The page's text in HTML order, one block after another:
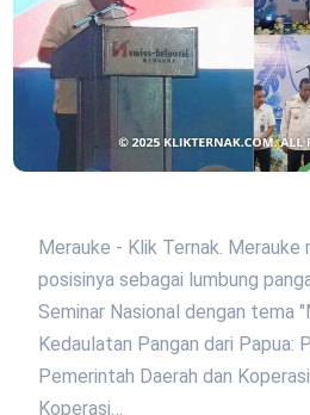
Merauke - Klik Ternak. Merauke
posisinya sebagai lumbung
Seminar Nasional dengan tema
Kedaulatan Pangan dari Papua:
Pemerintah Daerah dan
Koperasi…